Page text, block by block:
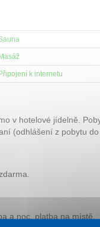
Masáž
Připojení k internetu
v hotelové jídelně.
(odhlášení z pobytu do
a noc, platba na místě.